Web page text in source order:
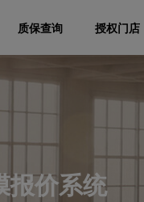
质保查询 授权门店
报价系统